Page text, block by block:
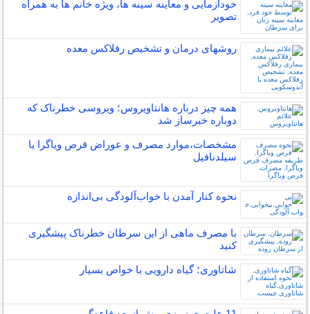
خودآزمایی و معاینه سینه ها، ویژه خانم ها به همراه
تصویر
روشهای درمان و تشخیص رفلاکس معده
همه چیز درباره هانتاویروس؛ ویروسی خطرناک که
دوباره خبرساز شد
مشخصات،موارد مصرف و عوراض قرص ویاگرا یا
سیلدنافیل
نحوه کنار آمدن با خواب‌آلودگی بی‌اندازه
با مصرف ماهی از این سرطان خطرناک پیشگیری
کنید
شاتاوری؛ گیاه دارویی با خواص بسیار